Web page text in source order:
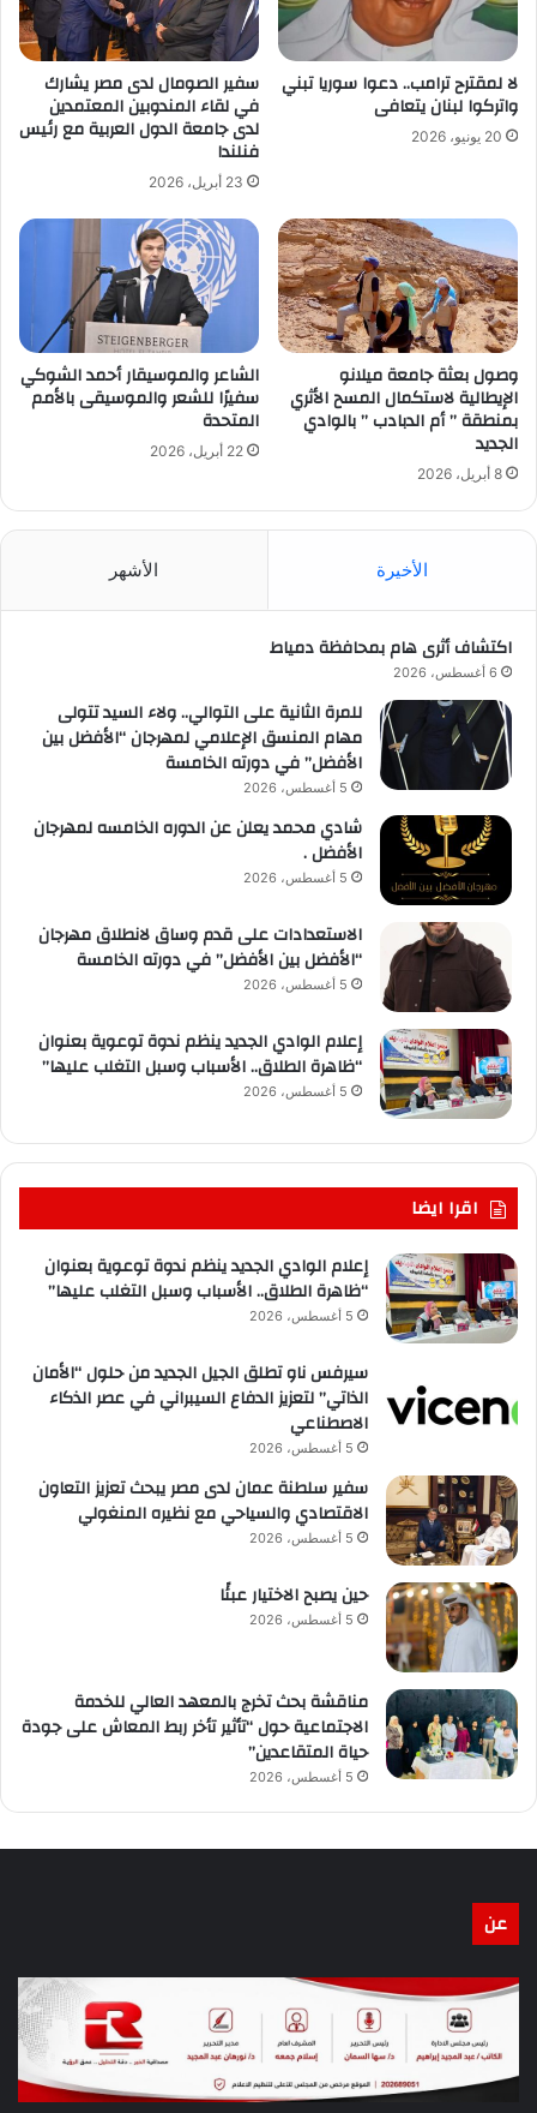
لا لمقترح ترامب.. دعوا سوريا تبني
واتركوا لبنان يتعافى
20 يونيو، 2026
سفير الصومال لدى مصر يشارك
في لقاء المندوبين المعتمدين
لدى جامعة الدول العربية مع رئيس
فنلندا
23 أبريل، 2026
وصول بعثة جامعة ميلانو
الإيطالية لاستكمال المسح الأثري
بمنطقة ” أم الدبادب ” بالوادي
الجديد
8 أبريل، 2026
الشاعر والموسيقار أحمد الشوكي
سفيرًا للشعر والموسيقى بالأمم
المتحدة
22 أبريل، 2026
الأخيرة الأشهر
اكتشاف أثرى هام بمحافظة دمياط
6 أغسطس، 2026
للمرة الثانية على التوالي.. ولاء السيد تتولى
مهام المنسق الإعلامي لمهرجان “الأفضل بين
الأفضل” في دورته الخامسة
5 أغسطس، 2026
شادي محمد يعلن عن الدوره الخامسه لمهرجان
الأفضل .
5 أغسطس، 2026
الاستعدادات على قدم وساق لانطلاق مهرجان
“الأفضل بين الأفضل” في دورته الخامسة
5 أغسطس، 2026
إعلام الوادي الجديد ينظم ندوة توعوية بعنوان
“ظاهرة الطلاق.. الأسباب وسبل التغلب عليها”
5 أغسطس، 2026
اقرا ايضا
إعلام الوادي الجديد ينظم ندوة توعوية بعنوان
“ظاهرة الطلاق.. الأسباب وسبل التغلب عليها”
5 أغسطس، 2026
سيرفس ناو تطلق الجيل الجديد من حلول “الأمان
الذاتي” لتعزيز الدفاع السيبراني في عصر الذكاء
الاصطناعي
5 أغسطس، 2026
سفير سلطنة عمان لدى مصر يبحث تعزيز التعاون
الاقتصادي والسياحي مع نظيره المنغولي
5 أغسطس، 2026
حين يصبح الاختيار عبئًا
5 أغسطس، 2026
مناقشة بحث تخرج بالمعهد العالي للخدمة
الاجتماعية حول “تأثير تأخر ربط المعاش على جودة
حياة المتقاعدين”
5 أغسطس، 2026
عن